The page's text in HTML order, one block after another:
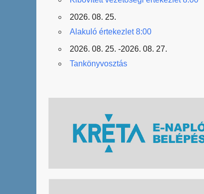
2026. 08. 25.
Alakuló értekezlet 8:00
2026. 08. 25. -2026. 08. 27.
Tankönyvosztás